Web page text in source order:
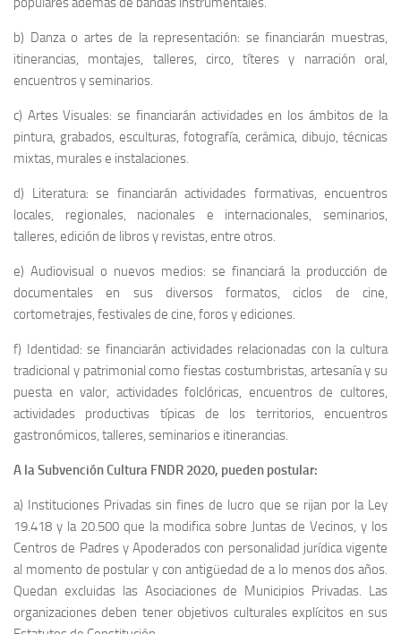
b) Danza o artes de la representación: se financiarán muestras,
itinerancias, montajes, talleres, circo, títeres y narración oral,
encuentros y seminarios.
c) Artes Visuales: se financiarán actividades en los ámbitos de la
pintura, grabados, esculturas, fotografía, cerámica, dibujo, técnicas
mixtas, murales e instalaciones.
d) Literatura: se financiarán actividades formativas, encuentros
locales, regionales, nacionales e internacionales, seminarios,
talleres, edición de libros y revistas, entre otros.
e) Audiovisual o nuevos medios: se financiará la producción de
documentales en sus diversos formatos, ciclos de cine,
cortometrajes, festivales de cine, foros y ediciones.
f) Identidad: se financiarán actividades relacionadas con la cultura
tradicional y patrimonial como fiestas costumbristas, artesanía y su
puesta en valor, actividades folclóricas, encuentros de cultores,
actividades productivas típicas de los territorios, encuentros
gastronómicos, talleres, seminarios e itinerancias.
A la Subvención Cultura FNDR 2020, pueden postular:
a) Instituciones Privadas sin fines de lucro que se rijan por la Ley
19.418 y la 20.500 que la modifica sobre Juntas de Vecinos, y los
Centros de Padres y Apoderados con personalidad jurídica vigente
al momento de postular y con antigüedad de a lo menos dos años.
Quedan excluidas las Asociaciones de Municipios Privadas. Las
organizaciones deben tener objetivos culturales explícitos en sus